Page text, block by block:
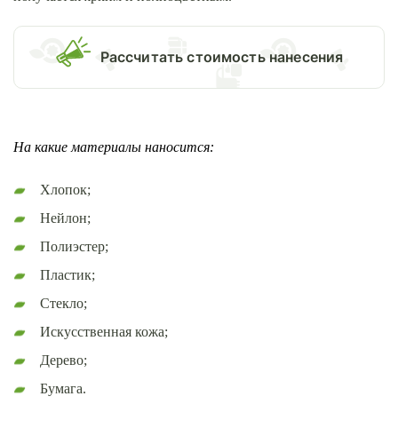
Раcсчитать стоимость нанесения
На какие материалы наносится:
Хлопок;
Нейлон;
Полиэстер;
Пластик;
Стекло;
Искусственная кожа;
Дерево;
Бумага.